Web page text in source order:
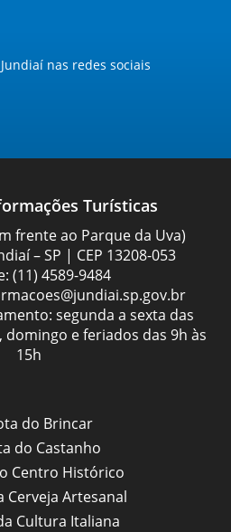
nas redes sociais
do Brincar
do Castanho
Centro Histórico
Cerveja Artesanal
Cultura Italiana
Turísticas
frente ao Parque da Uva)
– SP | CEP 13208-053
(11) 4589-9484
segunda a sexta das
domingo e feriados das 9h às
15h